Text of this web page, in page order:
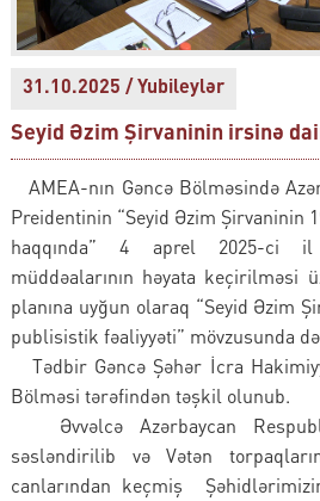
31.10.2025 / Yubileylər
Seyid Əzim Şirvaninin irsinə
AMEA-nın Gəncə Bölməsində
Preidentinin “Seyid Əzim Şirvaninin
haqqında” 4 aprel 2025-ci il
müddəalarının həyata keçirilməsi
planına uyğun olaraq “Seyid Əzim
publisistik fəaliyyəti” mövzusunda
Tədbir Gəncə Şəhər İcra
Bölməsi tərəfindən təşkil olunub.
Əvvəlcə Azərbaycan
səsləndirilib və Vətən
canlarından keçmiş